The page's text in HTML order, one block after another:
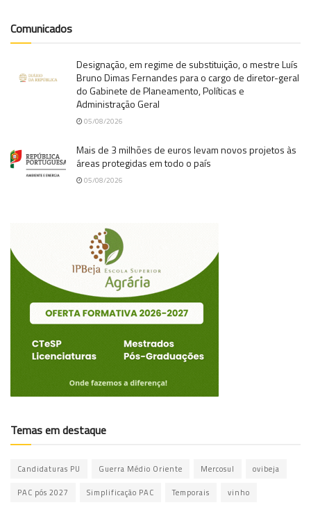
Comunicados
Designação, em regime de substituição, o mestre Luís
Bruno Dimas Fernandes para o cargo de diretor-geral
do Gabinete de Planeamento, Políticas e
Administração Geral
05/08/2026
Mais de 3 milhões de euros levam novos projetos às
áreas protegidas em todo o país
05/08/2026
Temas em destaque
Candidaturas PU Guerra Médio Oriente Mercosul ovibeja
PAC pós 2027 Simplificação PAC Temporais vinho